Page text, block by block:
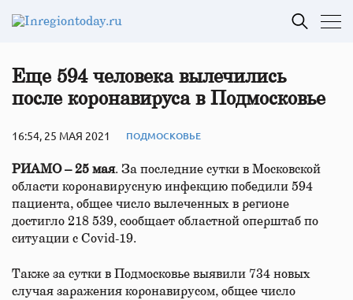
Еще 594 человека вылечились
после коронавируса в Подмосковье
16:54, 25 МАЯ 2021 ПОДМОСКОВЬЕ
РИАМО – 25 мая. За последние сутки в Московской
области коронавирусную инфекцию победили 594
пациента, общее число вылеченных в регионе
достигло 218 539, сообщает областной оперштаб по
ситуации с Covid-19.
Также за сутки в Подмосковье выявили 734 новых
случая заражения коронавирусом, общее число